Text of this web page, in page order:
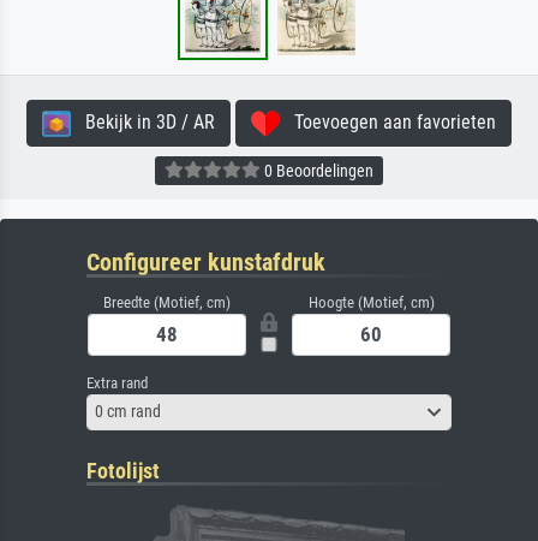
Bekijk in 3D / AR Toevoegen aan favorieten
0 Beoordelingen
Configureer kunstafdruk
Breedte (Motief, cm) Hoogte (Motief, cm)
Extra rand
0 cm rand
Fotolijst